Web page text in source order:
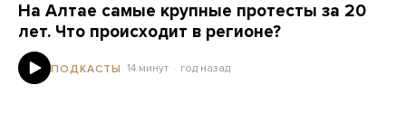
На Алтае самые крупные протесты за 20
лет. Что происходит в регионе?
ПОДКАСТЫ 14 минут год назад